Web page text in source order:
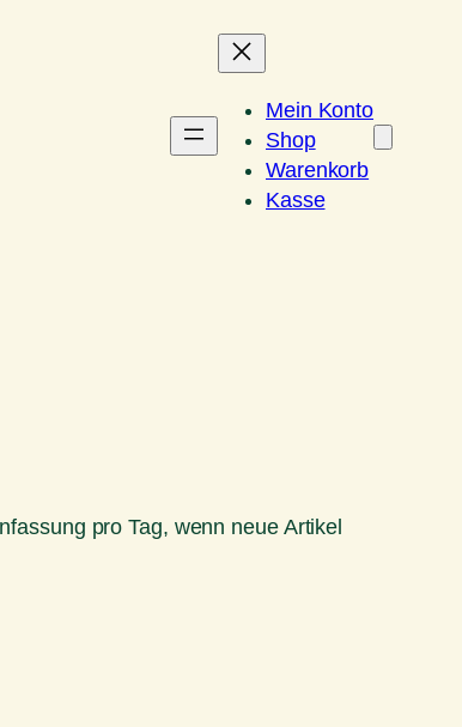
Mein Konto
Shop
Warenkorb
Kasse
pro Tag, wenn neue Artikel